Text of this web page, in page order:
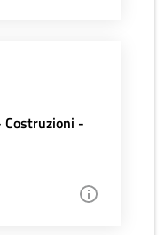
Costruzioni -